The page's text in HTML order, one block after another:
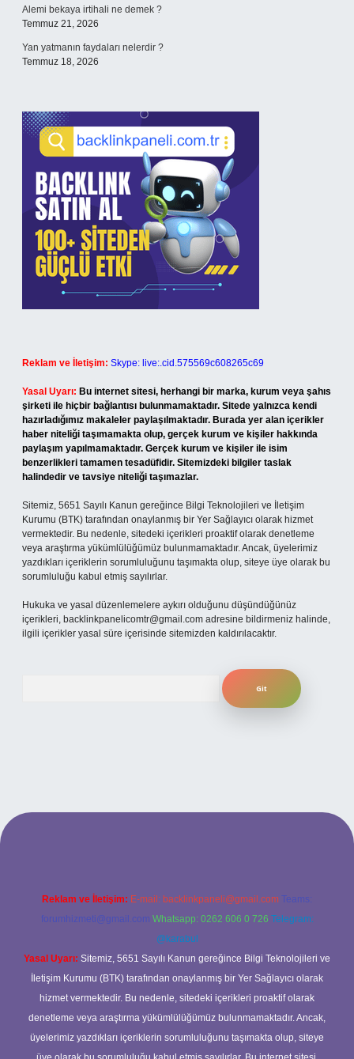
Alemi bekaya irtihali ne demek ?
Temmuz 21, 2026
Yan yatmanın faydaları nelerdir ?
Temmuz 18, 2026
Reklam ve İletişim: Skype: live:.cid.575569c608265c69
Yasal Uyarı: Bu internet sitesi, herhangi bir marka, kurum veya şahıs
şirketi ile hiçbir bağlantısı bulunmamaktadır. Sitede yalnızca kendi
hazırladığımız makaleler paylaşılmaktadır. Burada yer alan içerikler
haber niteliği taşımamakta olup, gerçek kurum ve kişiler hakkında
paylaşım yapılmamaktadır. Gerçek kurum ve kişiler ile isim
benzerlikleri tamamen tesadüfidir. Sitemizdeki bilgiler taslak
halindedir ve tavsiye niteliği taşımazlar.
Sitemiz, 5651 Sayılı Kanun gereğince Bilgi Teknolojileri ve İletişim
Kurumu (BTK) tarafından onaylanmış bir Yer Sağlayıcı olarak hizmet
vermektedir. Bu nedenle, sitedeki içerikleri proaktif olarak denetleme
veya araştırma yükümlülüğümüz bulunmamaktadır. Ancak, üyelerimiz
yazdıkları içeriklerin sorumluluğunu taşımakta olup, siteye üye olarak bu
sorumluluğu kabul etmiş sayılırlar.
Hukuka ve yasal düzenlemelere aykırı olduğunu düşündüğünüz
içerikleri, backlinkpanelicomtr@gmail.com adresine bildirmeniz halinde,
ilgili içerikler yasal süre içerisinde sitemizden kaldırılacaktır.
giriş adresi
Reklam ve İletişim: E-mail: backlinkpaneli@gmail.com Teams:
forumhizmeti@gmail.com Whatsapp: 0262 606 0 726 Telegram:
@karabul
Yasal Uyarı: Sitemiz, 5651 Sayılı Kanun gereğince Bilgi Teknolojileri ve
İletişim Kurumu (BTK) tarafından onaylanmış bir Yer Sağlayıcı olarak
hizmet vermektedir. Bu nedenle, sitedeki içerikleri proaktif olarak
denetleme veya araştırma yükümlülüğümüz bulunmamaktadır. Ancak,
üyelerimiz yazdıkları içeriklerin sorumluluğunu taşımakta olup, siteye